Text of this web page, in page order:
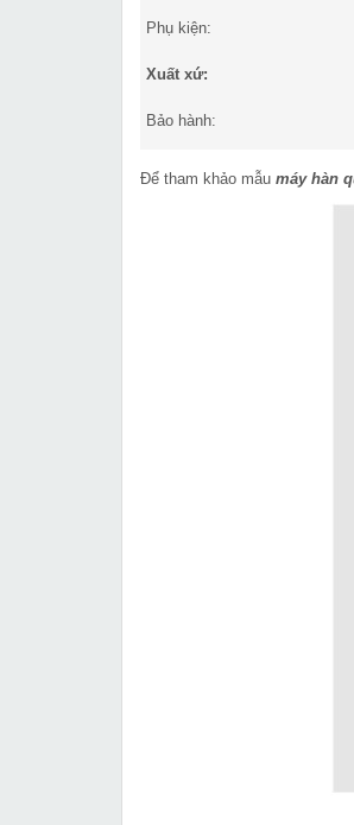
Phụ kiện:
Xuất xứ:
Bảo hành:
Để tham khảo mẫu máy hàn